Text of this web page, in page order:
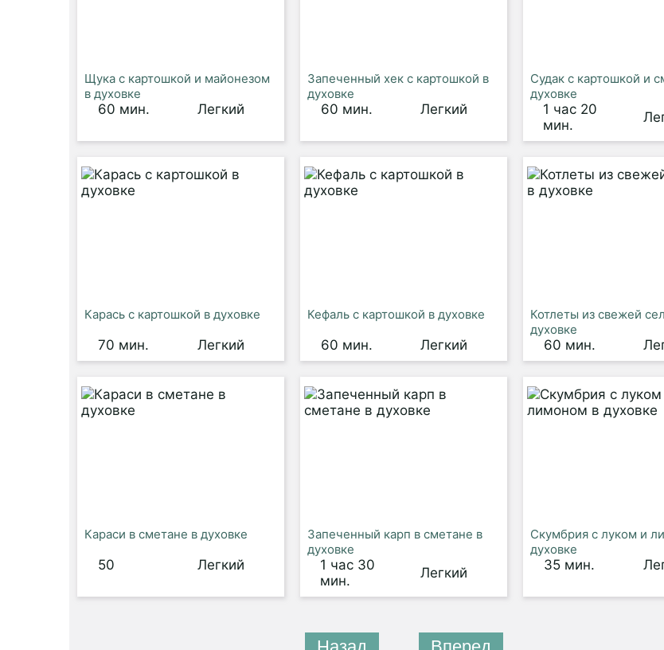
Щука с картошкой и майонезом
в духовке
60 мин. Легкий
Запеченный хек с картошкой в
духовке
60 мин. Легкий
Судак с картошкой и
духовке
1 час 20
мин.
Карась с картошкой в духовке
70 мин. Легкий
Кефаль с картошкой в духовке
60 мин. Легкий
Котлеты из свежей
духовке
60 мин.
Караси в сметане в духовке
50 Легкий
Запеченный карп в сметане в
духовке
1 час 30
мин.
Легкий
Скумбрия с луком и
духовке
35 мин.